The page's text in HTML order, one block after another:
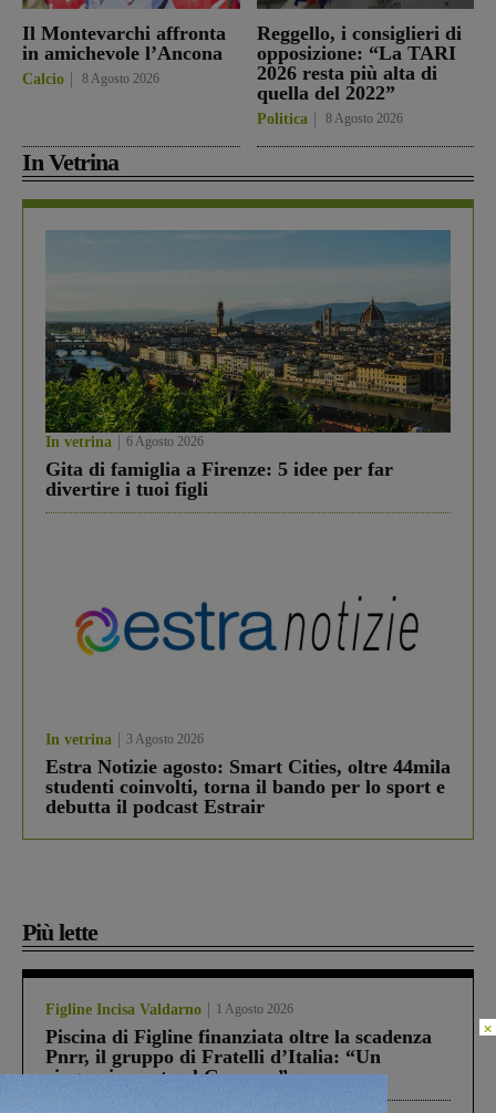
Il Montevarchi affronta
in amichevole l’Ancona
Calcio 8 Agosto 2026
Reggello, i consiglieri di
opposizione: “La TARI
2026 resta più alta di
quella del 2022”
Politica 8 Agosto 2026
In Vetrina
In vetrina 6 Agosto 2026
Gita di famiglia a Firenze: 5 idee per far
divertire i tuoi figli
In vetrina 3 Agosto 2026
Estra Notizie agosto: Smart Cities, oltre 44mila
studenti coinvolti, torna il bando per lo sport e
debutta il podcast Estrair
Più lette
Figline Incisa Valdarno 1 Agosto 2026
Piscina di Figline finanziata oltre la scadenza
Pnrr, il gruppo di Fratelli d’Italia: “Un
ringraziamento al Governo”
×